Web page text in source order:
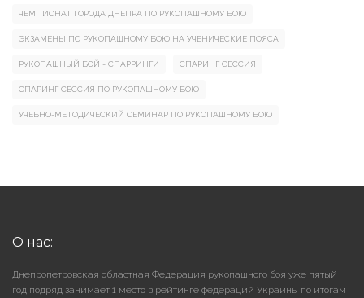
ЧЕМПИОНАТ ГОРОДА ДНЕПРА ПО РУКОПАШНОМУ БОЮ
ЭКЗАМЕНЫ ПО РУКОПАШНОМУ БОЮ НА УЧЕНИЧЕСКИЕ ПОЯСА
РУКОПАШНЫЙ БОЙ - СПАРРИНГИ СПАРИНГ СЕССИЯ
СПАРИНГ СЕССИЯ ПО РУКОПАШНОМУ БОЮ
УЧЕБНО-МЕТОДИЧЕСКИЙ СЕМИНАР ПО РУКОПАШНОМУ БОЮ
О нас:
Днепропетровская областная Федерация рукопашного боя уже пятый
год подряд занимает 1 место в рейтинге федераций Украины по итогам